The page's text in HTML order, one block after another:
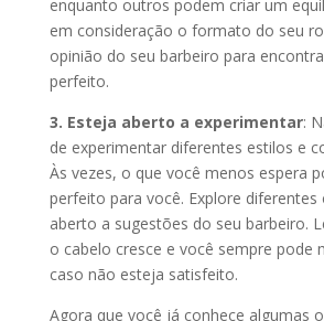
enquanto outros podem criar um
em consideração o formato do seu
opinião do seu barbeiro para
perfeito.
3. Esteja aberto a experimentar:
de experimentar diferentes estilos e
Às vezes, o que você menos espera
perfeito para você. Explore diferentes
aberto a sugestões do seu barbeiro.
o cabelo cresce e você sempre pode
caso não esteja satisfeito.
Agora que você já conhece algumas